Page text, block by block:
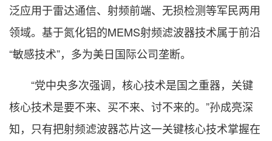
泛应用于雷达通信、射频前端、无损检测等军民两用
领域。基于氮化铝的MEMS射频滤波器技术属于前沿
“敏感技术”，多为美日国际公司垄断。
“党中央多次强调，核心技术是国之重器，关键
核心技术是要不来、买不来、讨不来的。”孙成亮深
知，只有把射频滤波器芯片这一关键核心技术掌握在